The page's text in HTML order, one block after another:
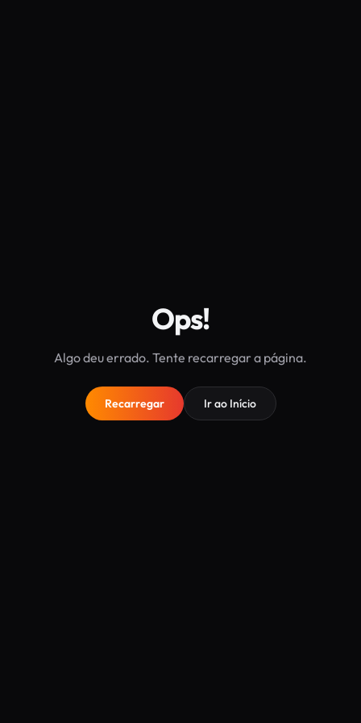
Ops!
Algo deu errado. Tente recarregar a página.
Recarregar Ir ao Início